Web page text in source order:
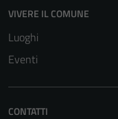
VIVERE IL COMUNE
Luoghi
Eventi
CONTATTI